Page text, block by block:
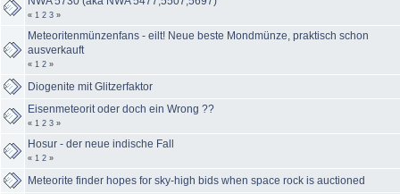
« 1 2 3 »
Meteoritenmünzenfans - eilt! Neue beste Mondmünze, praktisch schon
ausverkauft
« 1 2 »
Diogenite mit Glitzerfaktor
Eisenmeteorit oder doch ein Wrong ??
« 1 2 3 »
Hosur - der neue indische Fall
« 1 2 »
Meteorite finder hopes for sky-high bids when space rock is auctioned